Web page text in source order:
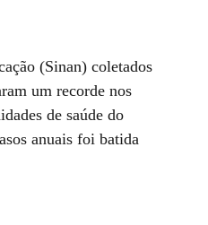
(Sinan) coletados
um recorde nos
de saúde do
anuais foi batida